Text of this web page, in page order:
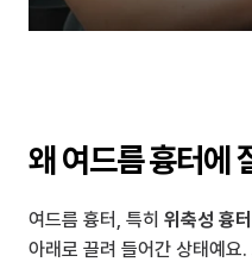
왜 여드름 흉터에
여드름 흉터, 특히 위축성 흉
아래로 끌려 들어간 상태예요